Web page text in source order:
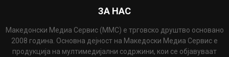
ЗА НАС
Македонски Медиа Сервис (ММС) е трговско друштво основано
2008 година. Основна дејност на Македоски Медиа Сервис е
продукција на мултимедијални содржини, кои се објавуваат